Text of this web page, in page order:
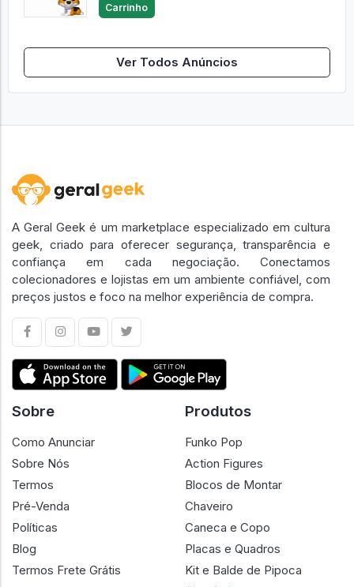
Carrinho
Ver Todos Anúncios
A Geral Geek é um marketplace especializado em cultura
geek, criado para oferecer segurança, transparência e
confiança em cada negociação. Conectamos
colecionadores e lojistas em um ambiente confiável, com
preços justos e foco na melhor experiência de compra.
Sobre
Como Anunciar
Sobre Nós
Termos
Pré-Venda
Políticas
Blog
Termos Frete Grátis
Produtos
Funko Pop
Action Figures
Blocos de Montar
Chaveiro
Caneca e Copo
Placas e Quadros
Kit e Balde de Pipoca